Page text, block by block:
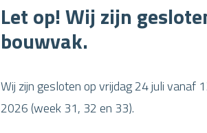
Let op! Wij zijn
bouwvak.
Wij zijn gesloten op vrijdag 24 juli vanaf
2026 (week 31, 32 en 33).